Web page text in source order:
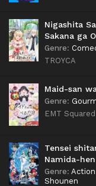
Nigashita
Sakana ga
Genre:
TROYCA
Maid-san
Genre:
EMT Squared
Tensei
Namida-hen
Genre: Action
Shounen